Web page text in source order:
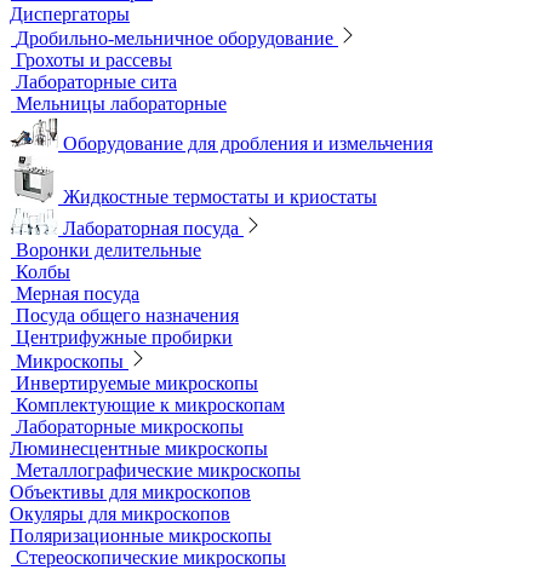
Перемешивающие устройства
Верхнеприводные мешалки
Магнитные мешалки
Центрифуги
Шейкеры и Встряхиватели (вортексы)
Экстракторы
Водоподготовка
Аквадистилляторы
Бидистилляторы
Деионизаторы
Системы отчистки воды
Гомогенизаторы
Диспергаторы
Дробильно-мельничное оборудование
Грохоты и рассевы
Лабораторные сита
Мельницы лабораторные
Оборудование для дробления и измельчения
Жидкостные термостаты и криостаты
Лабораторная посуда
Воронки делительные
Колбы
Мерная посуда